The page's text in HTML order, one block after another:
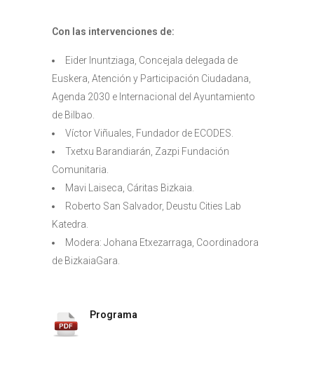
Con las intervenciones de:
Eider Inuntziaga, Concejala delegada de
Euskera, Atención y Participación Ciudadana,
Agenda 2030 e Internacional del Ayuntamiento
de Bilbao.
Víctor Viñuales, Fundador de ECODES.
Txetxu Barandiarán, Zazpi Fundación
Comunitaria.
Mavi Laiseca, Cáritas Bizkaia.
Roberto San Salvador, Deustu Cities Lab
Katedra.
Modera: Johana Etxezarraga, Coordinadora
de BizkaiaGara.
Programa